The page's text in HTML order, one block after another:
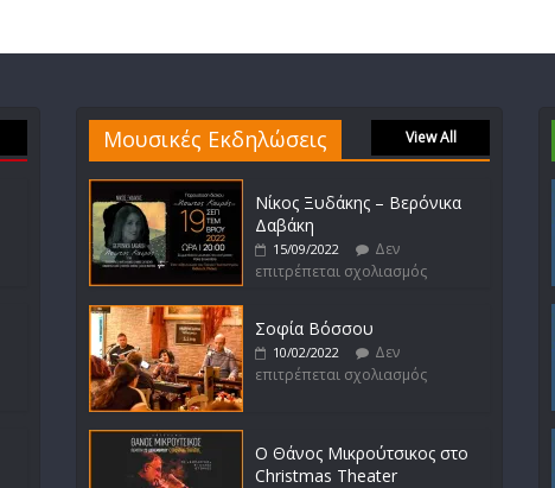
Μουσικές Εκδηλώσεις View All
Νίκος Ξυδάκης – Βερόνικα
Δαβάκη
15/09/2022
Δεν
επιτρέπεται σχολιασμός
Σοφία Βόσσου
10/02/2022
Δεν
επιτρέπεται σχολιασμός
Ο Θάνος Μικρούτσικος στο
Christmas Theater